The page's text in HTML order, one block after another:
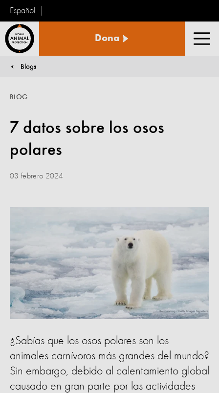
Español
Animal
Dona
You are here:
Blogs
7 datos sobre los osos
polares
BLOG
03 febrero 2024
¿Sabías que los osos polares son los
animales carnívoros más grandes del mundo?
Sin embargo, debido al calentamiento global
causado en gran parte por las actividades